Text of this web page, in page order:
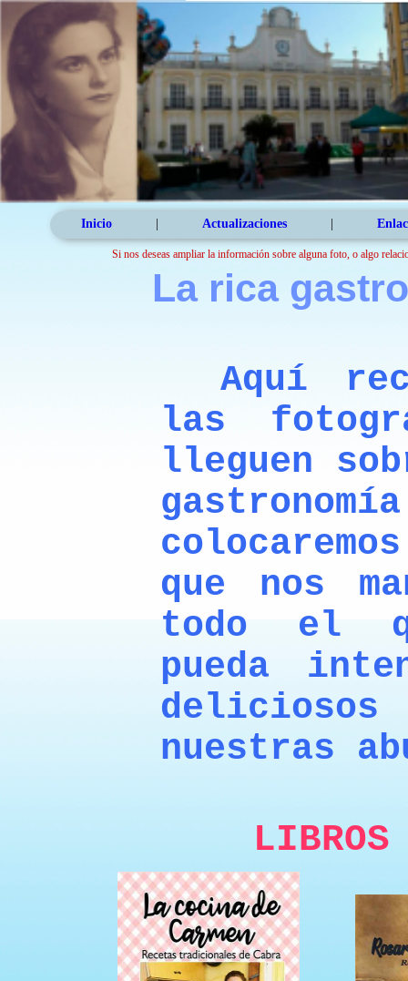
Inicio Actualizaciones
Si nos deseas ampliar la información sobre alguna foto, o algo
La rica
Aquí
las
lleguen
que nos
todo el
pueda
nuestras